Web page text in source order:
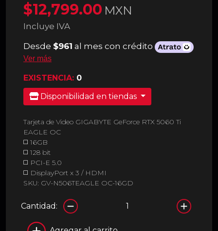
$12,799.00 MXN
Incluye IVA
Desde $961 al mes con crédito
Ver más
EXISTENCIA: 0
Disponibilidad en tiendas
Tarjeta de Video GIGABYTE GeForce RTX 5060 Ti
EAGLE OC
◻️ 16GB
◻️ 128 bit
◻️ PCI-E 5.0
◻️ DisplayPort x 3 / HDMI
SKU: GV-N506TEAGLE OC-16GD
Cantidad: